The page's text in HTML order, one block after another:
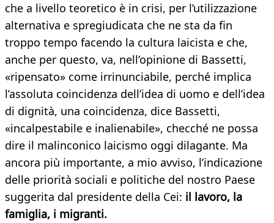
che a livello teoretico è in crisi, per l’utilizzazione
alternativa e spregiudicata che ne sta da fin
troppo tempo facendo la cultura laicista e che,
anche per questo, va, nell’opinione di Bassetti,
«ripensato» come irrinunciabile, perché implica
l’assoluta coincidenza dell’idea di uomo e dell’idea
di dignità, una coincidenza, dice Bassetti,
«incalpestabile e inalienabile», checché ne possa
dire il malinconico laicismo oggi dilagante. Ma
ancora più importante, a mio avviso, l’indicazione
delle priorità sociali e politiche del nostro Paese
suggerita dal presidente della Cei: il lavoro, la
famiglia, i migranti.